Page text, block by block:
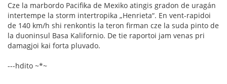
Cze la marbordo Pacifika de Mexiko atingis gradon de uragán
intertempe la storm intertropika „Henrieta“. En vent-rapidoi
de 140 km/h shi renkontis la teron firman cze la suda pinto de
la duoninsul Basa Kalifornio. De tie raportoi jam venas pri
damagjoi kai forta pluvado.
---hdito ~*~